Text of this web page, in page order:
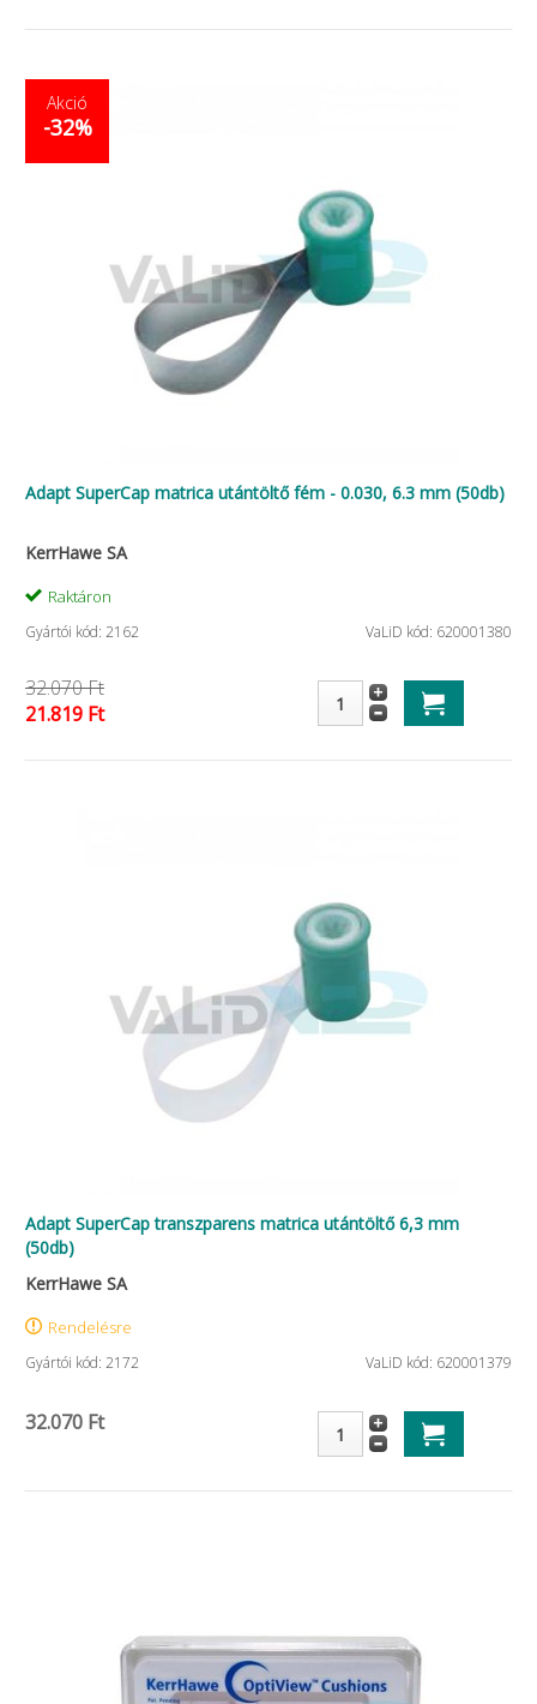
Akció
-32%
Adapt SuperCap matrica utántöltő fém - 0.030, 6.3 mm (50db)
KerrHawe SA
Raktáron
Gyártói kód: 2162 VaLiD kód: 620001380
32.070 Ft
21.819 Ft
Adapt SuperCap transzparens matrica utántöltő 6,3 mm
(50db)
KerrHawe SA
Rendelésre
Gyártói kód: 2172 VaLiD kód: 620001379
32.070 Ft